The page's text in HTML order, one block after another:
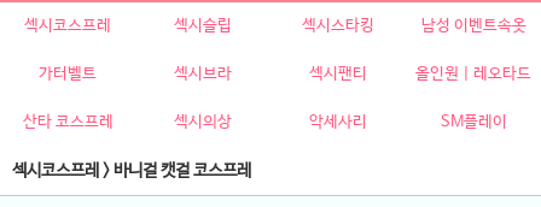
섹시코스프레 섹시슬립 섹시스타킹 남성 이벤트속옷
가터벨트 섹시브라 섹시팬티 올인원 | 레오타드
산타 코스프레 섹시의상 악세사리 SM플레이
섹시코스프레 > 바니걸 캣걸 코스프레